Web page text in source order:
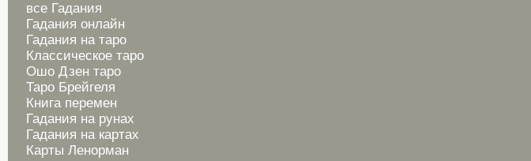
все Гадания
Гадания онлайн
Гадания на таро
Классическое таро
Ошо Дзен таро
Таро Брейгеля
Книга перемен
Гадания на рунах
Гадания на картах
Карты Ленорман